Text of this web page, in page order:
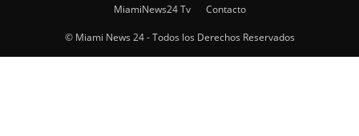
MiamiNews24 Tv
Contacto
© Miami News 24 - Todos los Derechos Reservados